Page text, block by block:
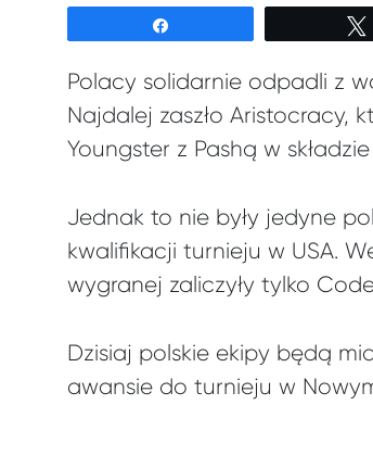
Polacy solidarnie odpadli z
Najdalej zaszło Aristocracy,
Youngster z Pashą w
Jednak to nie były jedyne
kwalifikacji turnieju w USA.
wygranej zaliczyły tylko
Dzisiaj polskie ekipy będą
awansie do turnieju w